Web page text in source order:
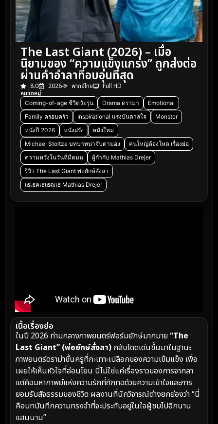
The Last Giant (2026) – เมื่อ
นิยามของ “ความแข็งแกร่ง” ถูกส่งต่อ
ผ่านคำอำลาที่อบอุ่นที่สุด
8.0 2026 พากย์ไทย
Full HD
หมวดหมู่
Coming-of-age ชีวิตวัยรุ่น Drama ดราม่า
Emotional
Family ครอบครัว
Inspirational แรงบันดาลใจ
Monster
หนังปี 2026
หนังฝรั่ง
หนังใหม่
Michael Stoltze บทบาทน่าจับตามอง
คนใหญ่ต้องโหด เรื่องย่อ
ความหวังในวันที่มืดมน
ผู้กำกับ Mathias Drejer
รีวิว The Last Giant พ่อยักษ์สั่งลา
เธเธฅเธเธฒเธ Mathias Drejer
เนื้อเรื่องย่อ
ในปี 2026 ท่ามกลางภาพยนตร์ฟอร์มยักษ์มากมาย“The
Last Giant” (พ่อยักษ์สั่งลา) กลับโดดเด่นขึ้นมาในฐานะ
ภาพยนตร์ดราม่าชั้นครูที่กะเทาะเปลือกของความเข้มแข็ง เพื่อ
เผยให้เห็นหัวใจที่อ่อนโยน นี่ไม่ใช่แค่เรื่องราวของการจากลา
แต่คือมหากาพย์แห่งความรักที่ถักทอด้วยความเข้าใจและการ
ยอมรับสัจธรรมของชีวิต ผลงานที่นักวิจารณ์ต่างยกย่องว่า “นี่
คือบทบันทึกความทรงจำที่จะประทับอยู่ในใจผู้ชมไปอีกนาน
แสนนาน”